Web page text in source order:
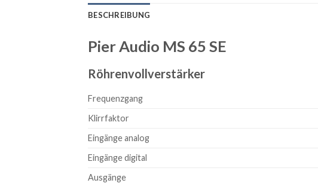
BESCHREIBUNG
Pier Audio MS 65 SE
Röhrenvollverstärker
Frequenzgang
Klirrfaktor
Eingänge analog
Eingänge digital
Ausgänge